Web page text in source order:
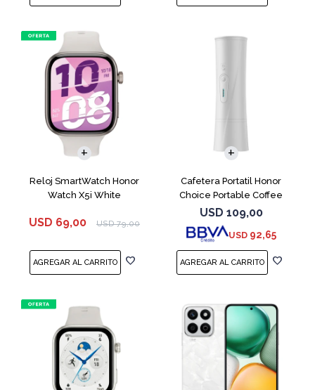
Reloj SmartWatch Honor
Watch X5i White
USD 69,00 USD 79,00
Cafetera Portatil Honor
Choice Portable Coffee
Machine White
USD 109,00
USD 92,65